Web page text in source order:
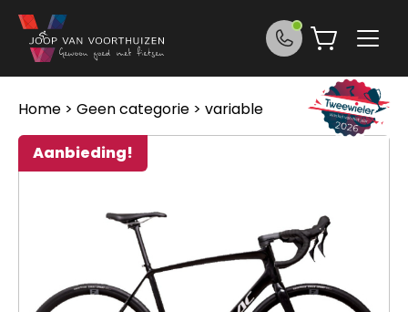
Ga naar de inhoud
Home > Geen categorie > variable
Aanbieding!